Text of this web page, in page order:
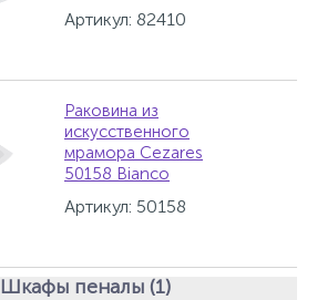
Артикул: 82410
Раковина из
искусственного
мрамора Cezares
50158 Bianco
Артикул: 50158
Шкафы пеналы (1)